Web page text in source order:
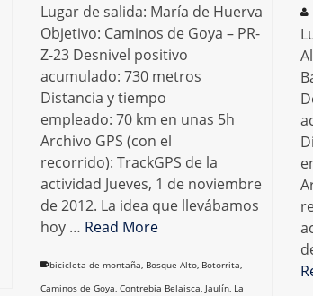
Lugar de salida: María de Huerva
Objetivo: Caminos de Goya – PR-
Z-23 Desnivel positivo
acumulado: 730 metros
Distancia y tiempo
empleado: 70 km en unas 5h
Archivo GPS (con el
recorrido): TrackGPS de la
actividad Jueves, 1 de noviembre
de 2012. La idea que llevábamos
hoy … Read More
bicicleta de montaña, Bosque Alto, Botorrita,
Caminos de Goya, Contrebia Belaisca, Jaulín, La